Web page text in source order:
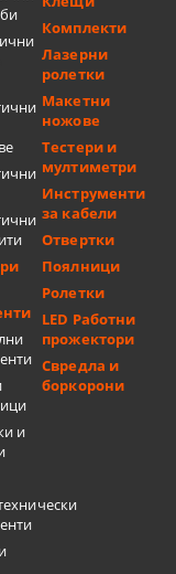
и
Комплекти
Лазерни
ролетки
Макетни
ножове
Тестери и
мултиметри
Инструменти
за кабели
Отвертки
Поялници
Ролетки
LED Работни
прожектори
Свредла и
боркорони